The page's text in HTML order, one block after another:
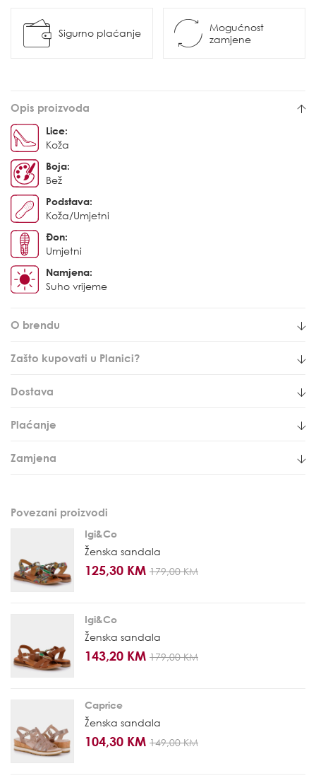
Sigurno plaćanje
Mogućnost
zamjene
Opis proizvoda
Lice:
Koža
Boja:
Bež
Podstava:
Koža/Umjetni
Đon:
Umjetni
Namjena:
Suho vrijeme
O brendu
Zašto kupovati u Planici?
Dostava
Plaćanje
Zamjena
Povezani proizvodi
Igi&Co
Ženska sandala
125,30 KM 179,00 KM
Igi&Co
Ženska sandala
143,20 KM 179,00 KM
Caprice
Ženska sandala
104,30 KM 149,00 KM